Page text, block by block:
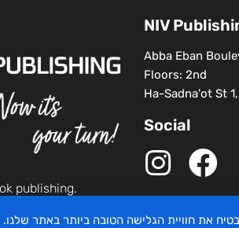
publishing.
NIV
Abba Eban
Floors: 2nd
Ha-Sadna'ot St
Social
את חוויית הגלישה הטובה ביותר באתר